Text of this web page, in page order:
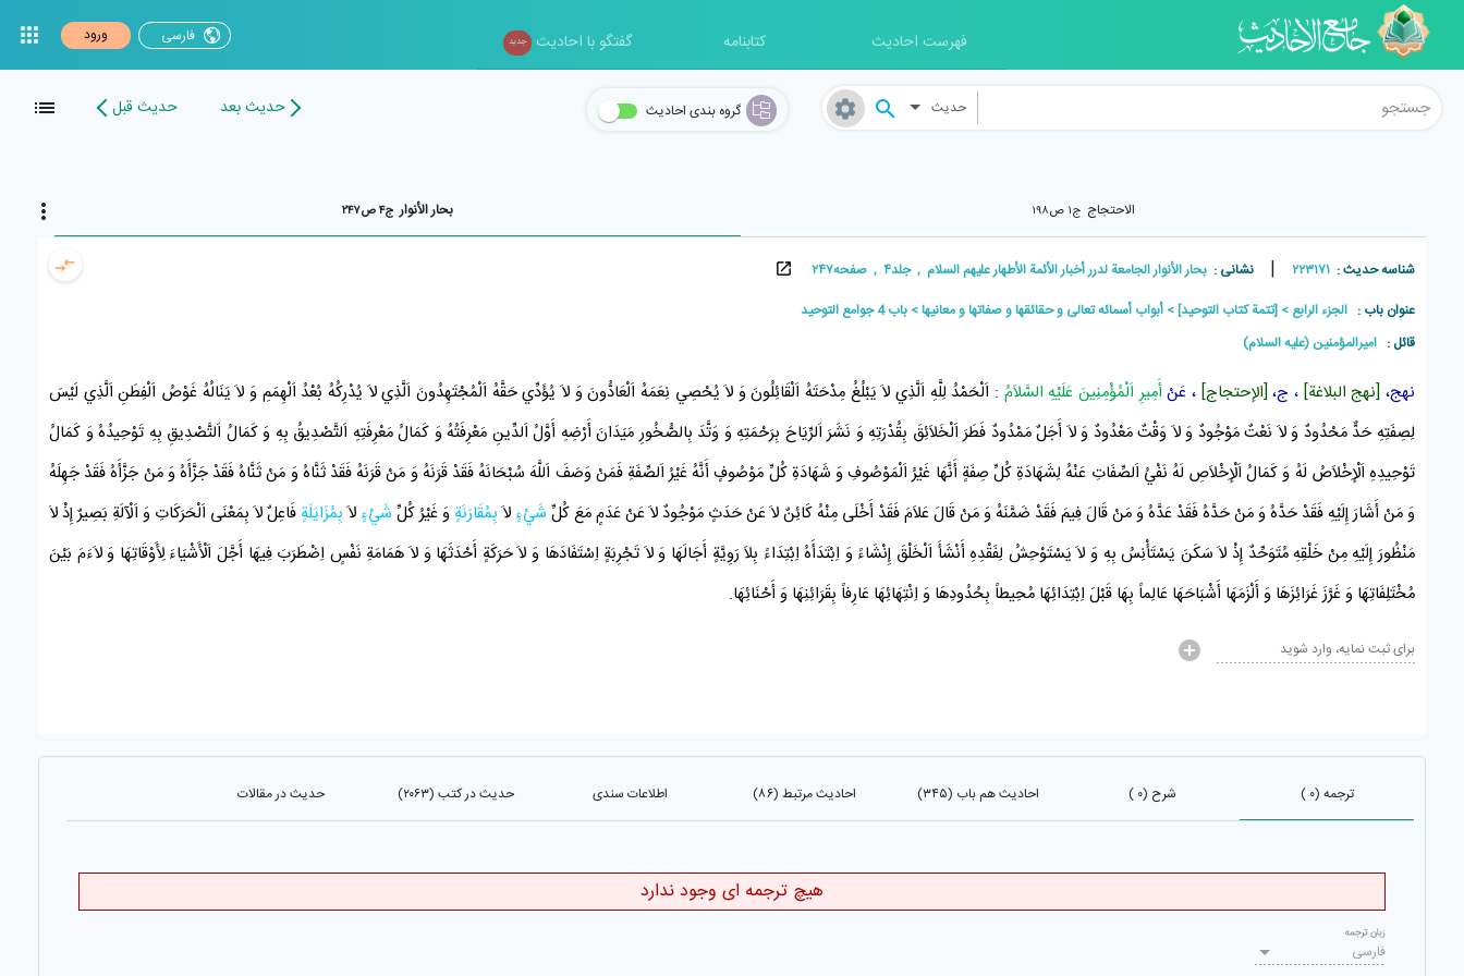
فهرست احادیث کتابنامه گفتگو با احادیث جدید فارسی ورود
حدیث گروه بندی احادیث حدیث بعد حدیث قبل
الاحتجاج ج۱ ص۱۹۸ بحار الأنوار ج۴ ص۲۴۷
شناسه حدیث : ۲۲۳۱۷۱ | نشانی : بحار الأنوار الجامعة لدرر أخبار الأئمة الأطهار علیهم السلام , جلد۴ , صفحه۲۴۷
عنوان باب : الجزء الرابع [تتمة كتاب التوحيد] أبواب أسمائه تعالى و حقائقها و صفاتها و معانيها
باب 4 جوامع التوحيد
قائل : امیرالمؤمنین (علیه السلام)
نهج، [نهج البلاغة] ، ج، [الإحتجاج] ، عَنْأَمِيرِ اَلْمُؤْمِنِينَ عَلَيْهِ السَّلاَمُ : اَلْحَمْدُ لِلَّهِ اَلَّذِي لاَ يَبْلُغُ مِدْحَتَهُ اَلْقَائِلُونَ وَ لاَ يُحْصِي نِعَمَهُ اَلْعَادُّونَ وَ لاَ يُؤَدِّي حَقَّهُ اَلْمُجْتَهِدُونَ اَلَّذِي لاَ يُدْرِكُهُ بُعْدُ اَلْهِمَمِ وَ لاَ يَنَالُهُ غَوْصُ اَلْفِطَنِ اَلَّذِي لَيْسَ
لِصِفَتِهِ حَدٌّ مَحْدُودٌ وَ لاَ نَعْتٌ مَوْجُودٌ وَ لاَ وَقْتٌ مَعْدُودٌ وَ لاَ أَجَلٌ مَمْدُودٌ فَطَرَ اَلْخَلاَئِقَ بِقُدْرَتِهِ وَ نَشَرَ اَلرِّيَاحَ بِرَحْمَتِهِ وَ وَتَّدَ بِالصُّخُورِ مَيَدَانَ أَرْضِهِ أَوَّلُ اَلدِّينِ مَعْرِفَتُهُ وَ كَمَالُ مَعْرِفَتِهِ اَلتَّصْدِيقُ بِهِ وَ كَمَالُ اَلتَّصْدِيقِ بِهِ تَوْحِيدُهُ وَ كَمَالُ
تَوْحِيدِهِ اَلْإِخْلاَصُ لَهُ وَ كَمَالُ اَلْإِخْلاَصِ لَهُ نَفْيُ اَلصِّفَاتِ عَنْهُ لِشَهَادَةِ كُلِّ صِفَةٍ أَنَّهَا غَيْرُ اَلْمَوْصُوفِ وَ شَهَادَةِ كُلِّ مَوْصُوفٍ أَنَّهُ غَيْرُ اَلصِّفَةِ فَمَنْ وَصَفَ اَللَّهَ سُبْحَانَهُ فَقَدْ قَرَنَهُ وَ مَنْ قَرَنَهُ فَقَدْ ثَنَّاهُ وَ مَنْ ثَنَّاهُ فَقَدْ جَزَّأَهُ وَ مَنْ جَزَّأَهُ فَقَدْ جَهِلَهُ
وَ مَنْ أَشَارَ إِلَيْهِ فَقَدْ حَدَّهُ وَ مَنْ حَدَّهُ فَقَدْ عَدَّهُ وَ مَنْ قَالَ فِيمَ فَقَدْ ضَمَّنَهُ وَ مَنْ قَالَ عَلاَمَ فَقَدْ أَخْلَى مِنْهُ كَائِنٌ لاَ عَنْ حَدَثٍ مَوْجُودٌ لاَ عَنْ عَدَمٍ مَعَ كُلِّ شَيْءٍ لاَبِمُقَارَنَةٍ وَ غَيْرُ كُلِّ شَيْءٍ لاَبِمُزَايَلَةٍ فَاعِلٌ لاَ بِمَعْنَى اَلْحَرَكَاتِ وَ اَلْآلَةِ بَصِيرٌ إِذْ لاَ
مَنْظُورَ إِلَيْهِ مِنْ خَلْقِهِ مُتَوَحِّدٌ إِذْ لاَ سَكَنَ يَسْتَأْنِسُ بِهِ وَ لاَ يَسْتَوْحِشُ لِفَقْدِهِ أَنْشَأَ اَلْخَلْقَ إِنْشَاءً وَ اِبْتَدَأَهُ اِبْتِدَاءً بِلاَ رَوِيَّةٍ أَجَالَهَا وَ لاَ تَجْرِبَةٍ اِسْتَفَادَهَا وَ لاَ حَرَكَةٍ أَحْدَثَهَا وَ لاَ هَمَامَةِ نَفْسٍ اِضْطَرَبَ فِيهَا أَجَّلَ اَلْأَشْيَاءَ لِأَوْقَاتِهَا وَ لاَءَمَ بَيْنَ
مُخْتَلِفَاتِهَا وَ غَرَّزَ غَرَائِزَهَا وَ أَلْزَمَهَا أَشْبَاحَهَا عَالِماً بِهَا قَبْلَ اِبْتِدَائِهَا مُحِيطاً بِحُدُودِهَا وَ اِنْتِهَائِهَا عَارِفاً بِقَرَائِنِهَا وَ أَحْنَائِهَا.
برای ثبت نمایه، وارد شوید
ترجمه (۰ ) شرح (۰ ) احادیث هم باب (۳۴۵) احادیث مرتبط (۸۶) اطلاعات سندی حدیث در کتب (۲۰۶۳) حدیث در مقالات
هیچ ترجمه ای وجود ندارد
فارسی
زبان ترجمه